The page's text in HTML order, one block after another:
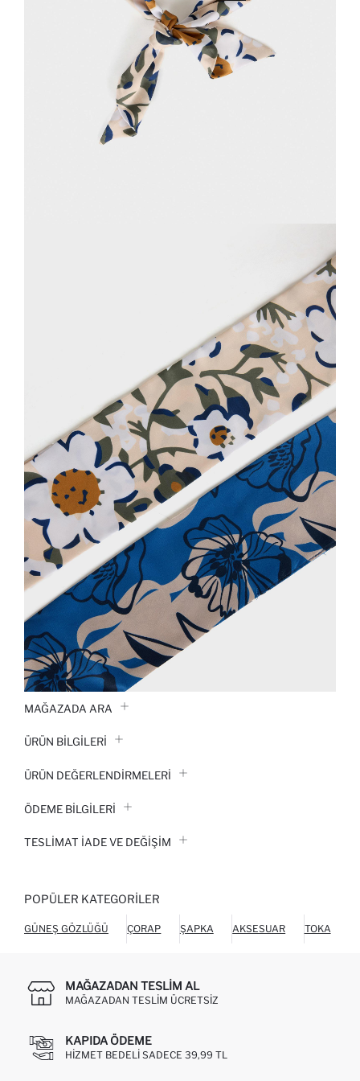
MAĞAZADA ARA
ÜRÜN BILGILERI
ÜRÜN DEĞERLENDİRMELERİ
ÖDEME BİLGİLERİ
TESLIMAT İADE VE DEĞIŞIM
POPÜLER KATEGORILER
GÜNEŞ GÖZLÜĞÜ ÇORAP ŞAPKA AKSESUAR TOKA
MAĞAZADAN TESLIM AL
MAĞAZADAN TESLIM ÜCRETSIZ
KAPIDA ÖDEME
HIZMET BEDELI SADECE 39,99 TL